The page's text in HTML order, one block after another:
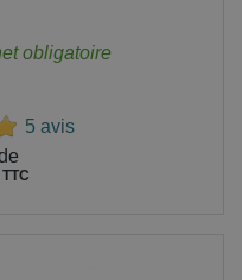
obligatoire
5 avis
TTC